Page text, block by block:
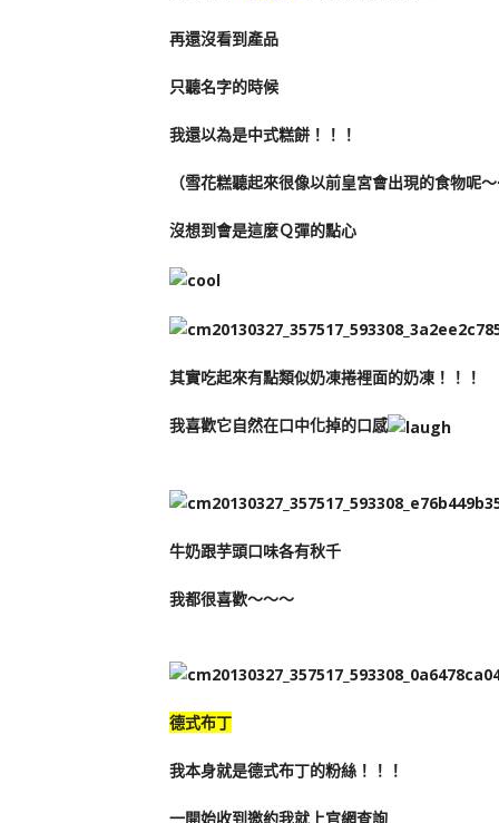
再還沒看到產品
只聽名字的時候
我還以為是中式糕餅！！！
（雪花糕聽起來很像以前皇宮會出現的食物呢
沒想到會是這麼Ｑ彈的點心
其實吃起來有點類似奶凍捲裡面的奶凍！！！
我喜歡它自然在口中化掉的口感
牛奶跟芋頭口味各有秋千
我都很喜歡～～～
德式布丁
我本身就是德式布丁的粉絲！！！
一開始收到邀約我就上官網查詢